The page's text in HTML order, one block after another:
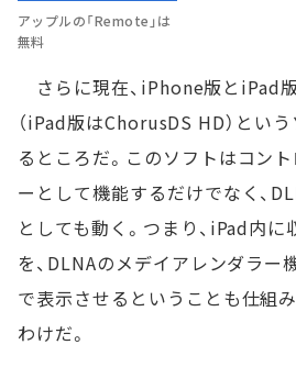
アップルの「Remote」は
無料
さらに現在、iPhone版とiPad版
（iPad版はChorusDS HD）とい
るところだ。このソフトはコン
ーとして機能するだけでなく、
としても動く。つまり、iPad内
を、DLNAのメデイアレンダラー
で表示させるということも仕組
わけだ。